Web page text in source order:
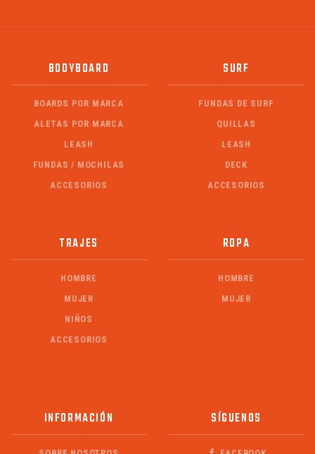
BODYBOARD
BOARDS POR MARCA
ALETAS POR MARCA
LEASH
FUNDAS / MOCHILAS
ACCESORIOS
SURF
FUNDAS DE SURF
QUILLAS
LEASH
DECK
ACCESORIOS
TRAJES
HOMBRE
MUJER
NIÑOS
ACCESORIOS
ROPA
HOMBRE
MUJER
INFORMACIÓN SÍGUENOS